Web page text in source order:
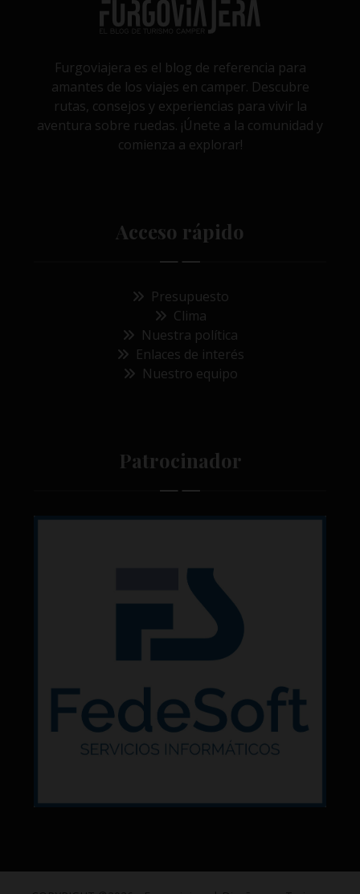
Furgoviajera es el blog de referencia para
amantes de los viajes en camper. Descubre
rutas, consejos y experiencias para vivir la
aventura sobre ruedas. ¡Únete a la comunidad y
comienza a explorar!
Acceso rápido
Presupuesto
Clima
Nuestra política
Enlaces de interés
Nuestro equipo
Patrocinador